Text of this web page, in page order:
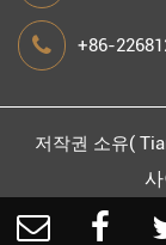
+86-
저작권 소유(